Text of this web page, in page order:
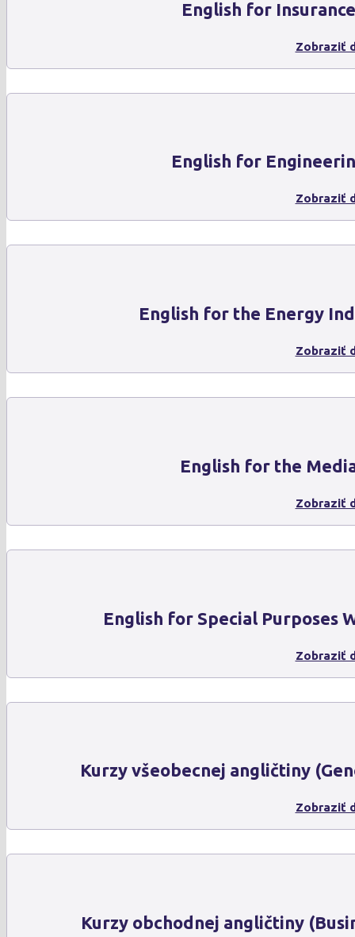
English for Insurance
Zobraziť
English for
Zobraziť
English for the Energy
Zobraziť
English for the
Zobraziť
English for Special Purposes
Zobraziť
Kurzy všeobecnej angličtiny
Zobraziť
Kurzy obchodnej angličtiny